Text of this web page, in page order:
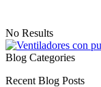
No Results
Blog Categories
Recent Blog Posts